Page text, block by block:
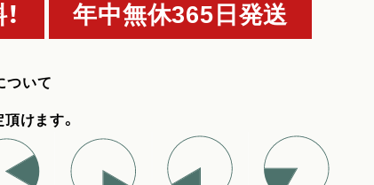
年中無休365日発送
ついて
けます。